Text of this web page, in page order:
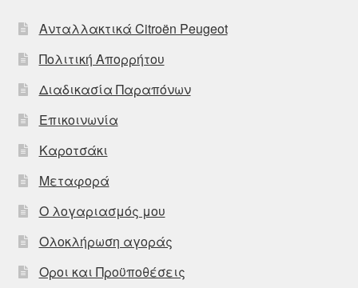
Ανταλλακτικά Citroën Peugeot
Πολιτική Απορρήτου
Διαδικασία Παραπόνων
Επικοινωνία
Καροτσάκι
Μεταφορά
Ο λογαριασμός μου
Ολοκλήρωση αγοράς
Οροι και Προϋποθέσεις